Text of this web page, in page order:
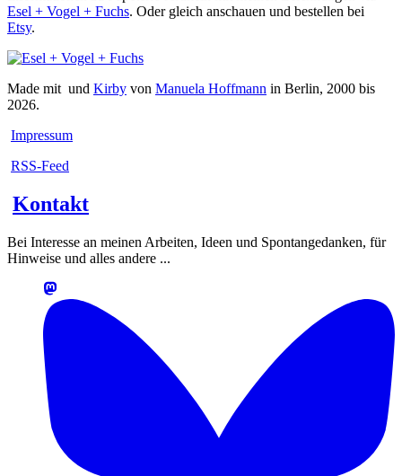
Esel + Vogel + Fuchs. Oder gleich anschauen und bestellen bei
Etsy.
Made mit und Kirby von Manuela Hoffmann in Berlin, 2000 bis
2026.
Impressum
RSS-Feed
Kontakt
Bei Interesse an meinen Arbeiten, Ideen und Spontangedanken, für
Hinweise und alles andere ...